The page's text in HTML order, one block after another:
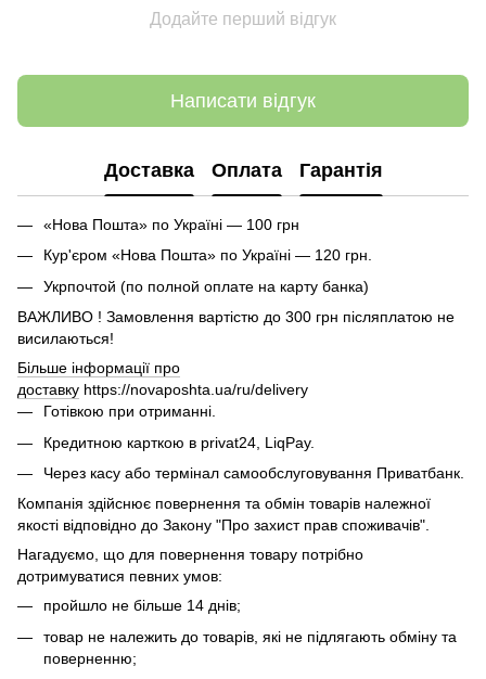
Додайте перший відгук
Написати відгук
Доставка Оплата Гарантія
«Нова Пошта» по Україні — 100 грн
Кур'єром «Нова Пошта» по Україні — 120 грн.
Укрпочтой (по полной оплате на карту банка)
ВАЖЛИВО ! Замовлення вартістю до 300 грн післяплатою не
висилаються!
Більше інформації про
доставку https://novaposhta.ua/ru/delivery
Готівкою при отриманні.
Кредитною карткою в privat24, LiqPay.
Через касу або термінал самообслуговування Приватбанк.
Компанія здійснює повернення та обмін товарів належної
якості відповідно до Закону "Про захист прав споживачів".
Нагадуємо, що для повернення товару потрібно
дотримуватися певних умов:
пройшло не більше 14 днів;
товар не належить до товарів, які не підлягають обміну та
поверненню;